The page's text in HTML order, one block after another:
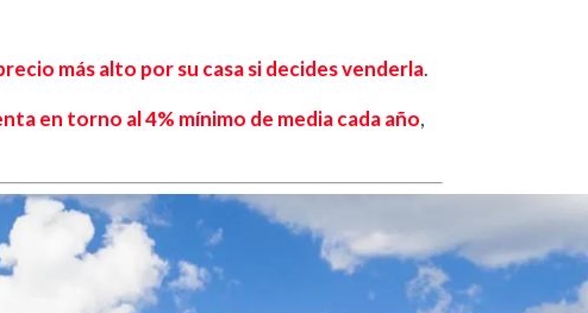
más alto por su casa si decides venderla.
en torno al 4% mínimo de media cada año,